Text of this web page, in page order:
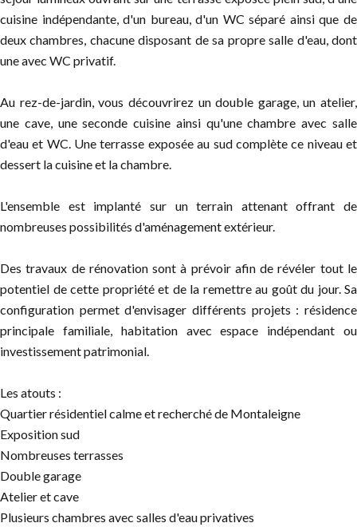
cuisine indépendante, d'un bureau, d'un WC séparé ainsi que de
deux chambres, chacune disposant de sa propre salle d'eau, dont
une avec WC privatif.
Au rez-de-jardin, vous découvrirez un double garage, un atelier,
une cave, une seconde cuisine ainsi qu'une chambre avec salle
d'eau et WC. Une terrasse exposée au sud complète ce niveau et
dessert la cuisine et la chambre.
L'ensemble est implanté sur un terrain attenant offrant de
nombreuses possibilités d'aménagement extérieur.
Des travaux de rénovation sont à prévoir afin de révéler tout le
potentiel de cette propriété et de la remettre au goût du jour. Sa
configuration permet d'envisager différents projets : résidence
principale familiale, habitation avec espace indépendant ou
investissement patrimonial.
Les atouts :
Quartier résidentiel calme et recherché de Montaleigne
Exposition sud
Nombreuses terrasses
Double garage
Atelier et cave
Plusieurs chambres avec salles d'eau privatives